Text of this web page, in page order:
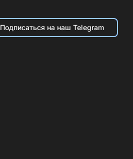
Подписаться на наш Telegram